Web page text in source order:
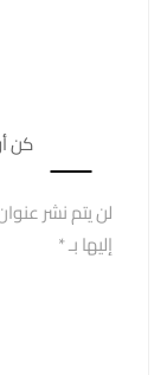
كن
لن يتم نشر
إليها بـ*